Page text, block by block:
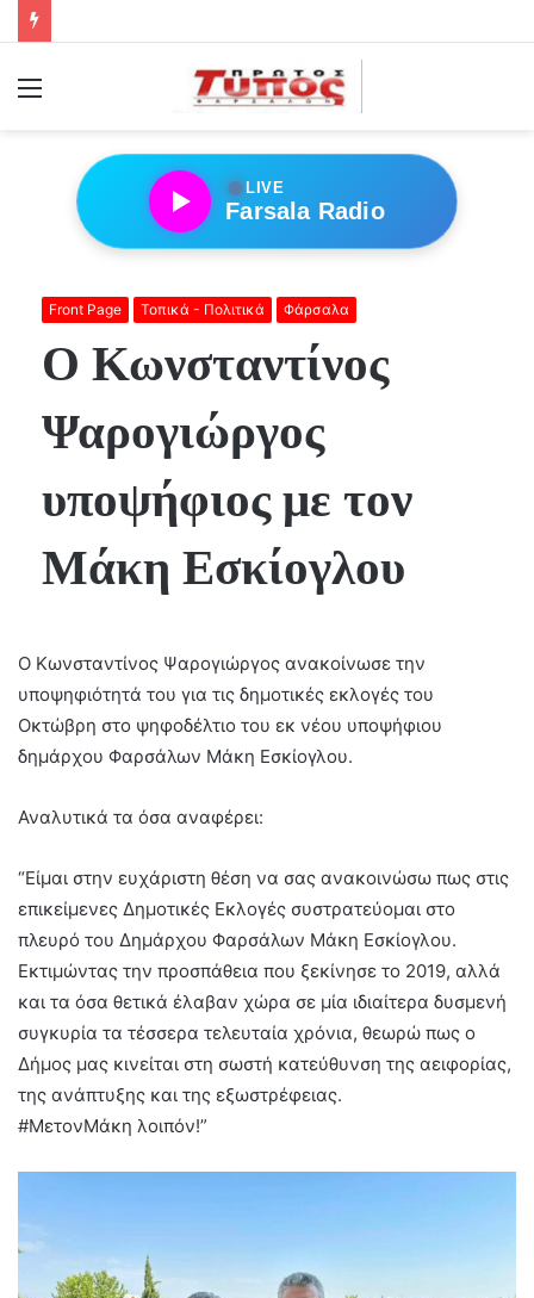
●LIVE
Farsala Radio
Front Page Τοπικά - Πολιτικά Φάρσαλα
Ο Κωνσταντίνος
Ψαρογιώργος
υποψήφιος με τον
Μάκη Εσκίογλου
Ο Κωνσταντίνος Ψαρογιώργος ανακοίνωσε την
υποψηφιότητά του για τις δημοτικές εκλογές του
Οκτώβρη στο ψηφοδέλτιο του εκ νέου υποψήφιου
δημάρχου Φαρσάλων Μάκη Εσκίογλου.
Αναλυτικά τα όσα αναφέρει:
“Είμαι στην ευχάριστη θέση να σας ανακοινώσω πως στις
επικείμενες Δημοτικές Εκλογές συστρατεύομαι στο
πλευρό του Δημάρχου Φαρσάλων Μάκη Εσκίογλου.
Εκτιμώντας την προσπάθεια που ξεκίνησε το 2019, αλλά
και τα όσα θετικά έλαβαν χώρα σε μία ιδιαίτερα δυσμενή
συγκυρία τα τέσσερα τελευταία χρόνια, θεωρώ πως ο
Δήμος μας κινείται στη σωστή κατεύθυνση της αειφορίας,
της ανάπτυξης και της εξωστρέφειας.
#ΜετονΜάκη λοιπόν!”